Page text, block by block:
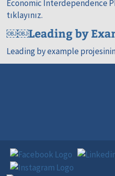
Economic Interdependence
tıklayınız.
￼￼Leading by
Leading by example